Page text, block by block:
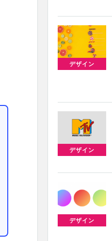
デザイン
デザイン
デザイン